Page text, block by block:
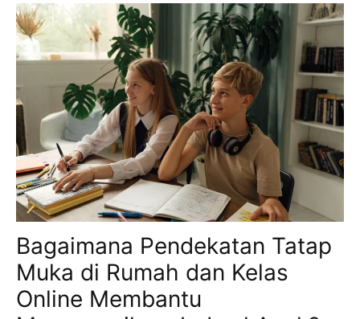
Bagaimana Pendekatan Tatap
Muka di Rumah dan Kelas
Online Membantu